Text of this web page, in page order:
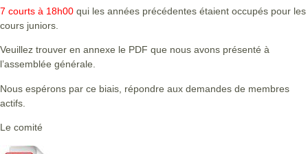
7 courts à 18h00 qui les années précédentes étaient occupés pour les
cours juniors.
Veuillez trouver en annexe le PDF que nous avons présenté à
l’assemblée générale.
Nous espérons par ce biais, répondre aux demandes de membres
actifs.
Le comité